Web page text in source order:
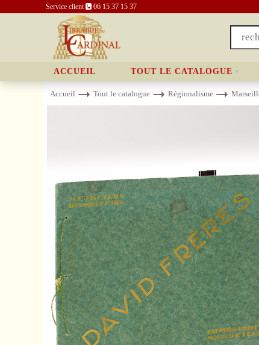
Service client 06 15 37 15 37
ACCUEIL TOUT LE CATALOGUE
Accueil Tout le catalogue Régionalisme